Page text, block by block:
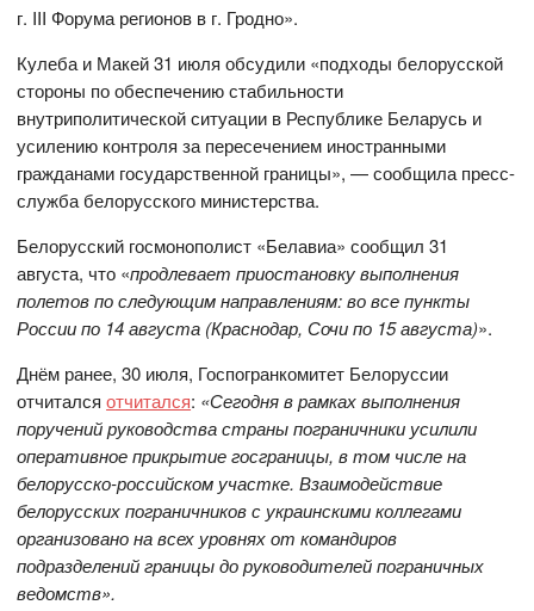
г. III Форума регионов в г. Гродно».
Кулеба и Макей 31 июля обсудили «подходы белорусской
стороны по обеспечению стабильности
внутриполитической ситуации в Республике Беларусь и
усилению контроля за пересечением иностранными
гражданами государственной границы», — сообщила пресс-
служба белорусского министерства.
Белорусский госмонополист «Белавиа» сообщил 31
августа, что «продлевает приостановку выполнения
полетов по следующим направлениям: во все пункты
России по 14 августа (Краснодар, Сочи по 15 августа)».
Днём ранее, 30 июля, Госпогранкомитет Белоруссии
отчиталсяотчитался: «Сегодня в рамках выполнения
поручений руководства страны пограничники усилили
оперативное прикрытие госграницы, в том числе на
белорусско-российском участке. Взаимодействие
белорусских пограничников с украинскими коллегами
организовано на всех уровнях от командиров
подразделений границы до руководителей пограничных
ведомств».